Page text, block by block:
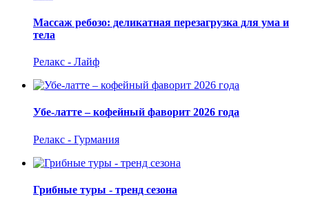
Массаж ребозо: деликатная перезагрузка для ума и
тела
Релакс - Лайф
Убе-латте – кофейный фаворит 2026 года
Релакс - Гурмания
Грибные туры - тренд сезона